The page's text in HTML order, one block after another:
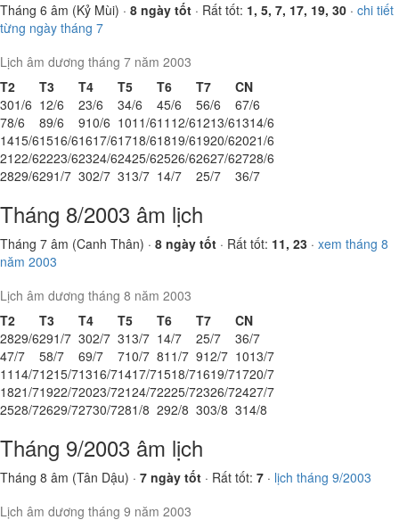
Tháng 6 âm (Kỷ Mùi) · 8 ngày tốt · Rất tốt: 1, 5, 7, 17, 19, 30 · chi tiết
từng ngày tháng 7
Lịch âm dương tháng 7 năm 2003
T2
T3 T4 T5 T6 T7
CN
301/6 12/6 23/6 34/6 45/6 56/6 67/6
78/6 89/6 910/6 1011/611 12/61213/61314/6
1415/61516/61617/61718/61819/61920/62021/6
2122/62223/62324/62425/62526/62627/62728/6
2829/6291/7 302/7 313/7 14/7 25/7 36/7
Tháng 8/2003 âm lịch
Tháng 7 âm (Canh Thân) · 8 ngày tốt · Rất tốt: 11, 23 · xem tháng 8
năm 2003
Lịch âm dương tháng 8 năm 2003
T2
T3 T4 T5 T6 T7
CN
2829/6291/7 302/7 313/7 14/7 25/7 36/7
47/7 58/7 69/7 710/7 811/7 912/7 1013/7
11 14/71215/71316/71417/71518/71619/71720/7
1821/71922/72023/72124/72225/72326/72427/7
2528/72629/72730/7281/8 292/8 303/8 314/8
Tháng 9/2003 âm lịch
Tháng 8 âm (Tân Dậu) · 7 ngày tốt · Rất tốt: 7 · lịch tháng 9/2003
Lịch âm dương tháng 9 năm 2003